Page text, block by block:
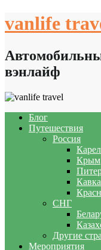
to
vanlife
вэнлайф
Блог
Путешествия
Россия
Крым
СНГ
Другие
Мероприятия